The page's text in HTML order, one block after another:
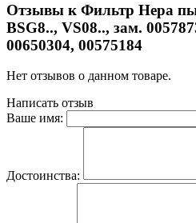
Отзывы к Фильтр Hepa
BSG8.., VS08.., зам.
00650304, 00575184
Нет отзывов о данном товаре.
Написать отзыв
Ваше имя:
Достоинства: